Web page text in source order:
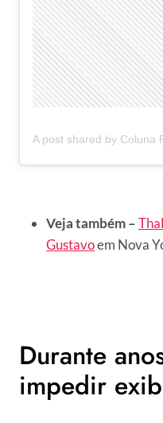
Veja também –
Gustavoem Nova
Durante
impedir